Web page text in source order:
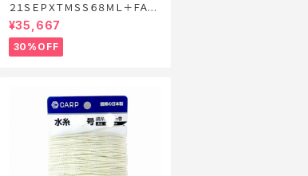
２１ＳＥＰＸＴＭＳＳ６８ＭＬ＋ＦＡ
【特価ロッド】【30】
¥35,667
30%OFF